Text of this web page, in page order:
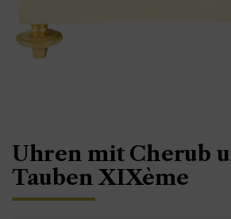
Uhren mit Cherub
Tauben XIXème